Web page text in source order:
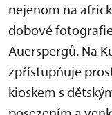
nejenom na
dobové
Auerspergů. Na
zpřístupňuje
kioskem s